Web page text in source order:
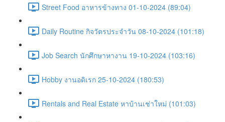
Street Food อาหารข้างทาง 01-10-2024 (89:04)
Daily Routine กิจวัตรประจำวัน 08-10-2024 (101:18)
Job Search นักศึกษาหางาน 19-10-2024 (103:16)
Hobby งานอดิเรก 25-10-2024 (180:53)
Rentals and Real Estate หาบ้านเช่าใหม่ (101:03)